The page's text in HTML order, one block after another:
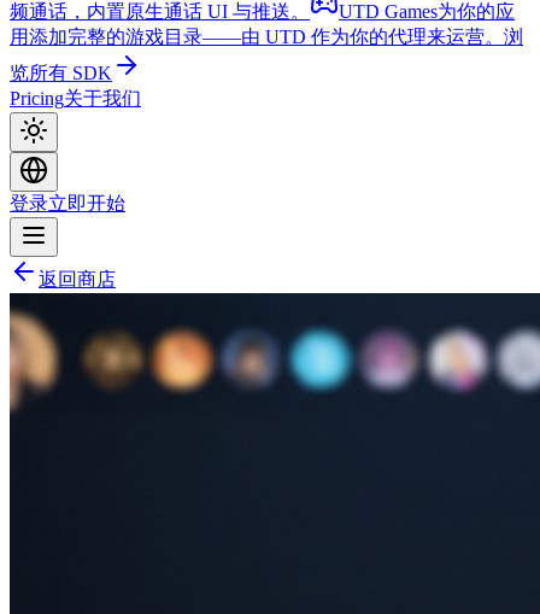
频通话，内置原生通话 UI 与推送。
UTD Games为你的应
用添加完整的游戏目录——由 UTD 作为你的代理来运营。 浏
览所有 SDK
Pricing关于我们
登录立即开始
返回商店